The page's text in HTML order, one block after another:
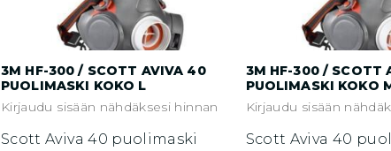
3M HF-300 / SCOTT AVIVA 40
PUOLIMASKI KOKO L
Kirjaudu sisään nähdäksesi hinnan
Scott Aviva 40 puolimaski
3M HF-300 / SCOTT
PUOLIMASKI KOKO
Kirjaudu sisään
Scott Aviva 40